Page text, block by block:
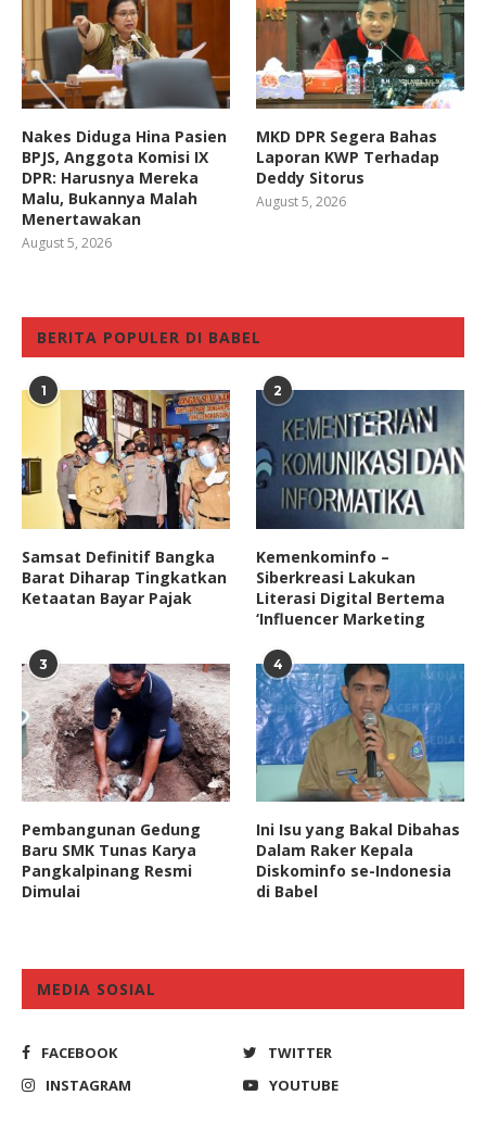
Nakes Diduga Hina Pasien
BPJS, Anggota Komisi IX
DPR: Harusnya Mereka
Malu, Bukannya Malah
Menertawakan
August 5, 2026
MKD DPR Segera Bahas
Laporan KWP Terhadap
Deddy Sitorus
August 5, 2026
BERITA POPULER DI BABEL
1
Samsat Definitif Bangka
Barat Diharap Tingkatkan
Ketaatan Bayar Pajak
2
Kemenkominfo –
Siberkreasi Lakukan
Literasi Digital Bertema
‘Influencer Marketing
3
Pembangunan Gedung
Baru SMK Tunas Karya
Pangkalpinang Resmi
Dimulai
4
Ini Isu yang Bakal Dibahas
Dalam Raker Kepala
Diskominfo se-Indonesia
di Babel
MEDIA SOSIAL
FACEBOOK
TWITTER
INSTAGRAM
YOUTUBE